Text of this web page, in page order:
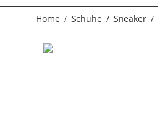
Home Schuhe Sneaker